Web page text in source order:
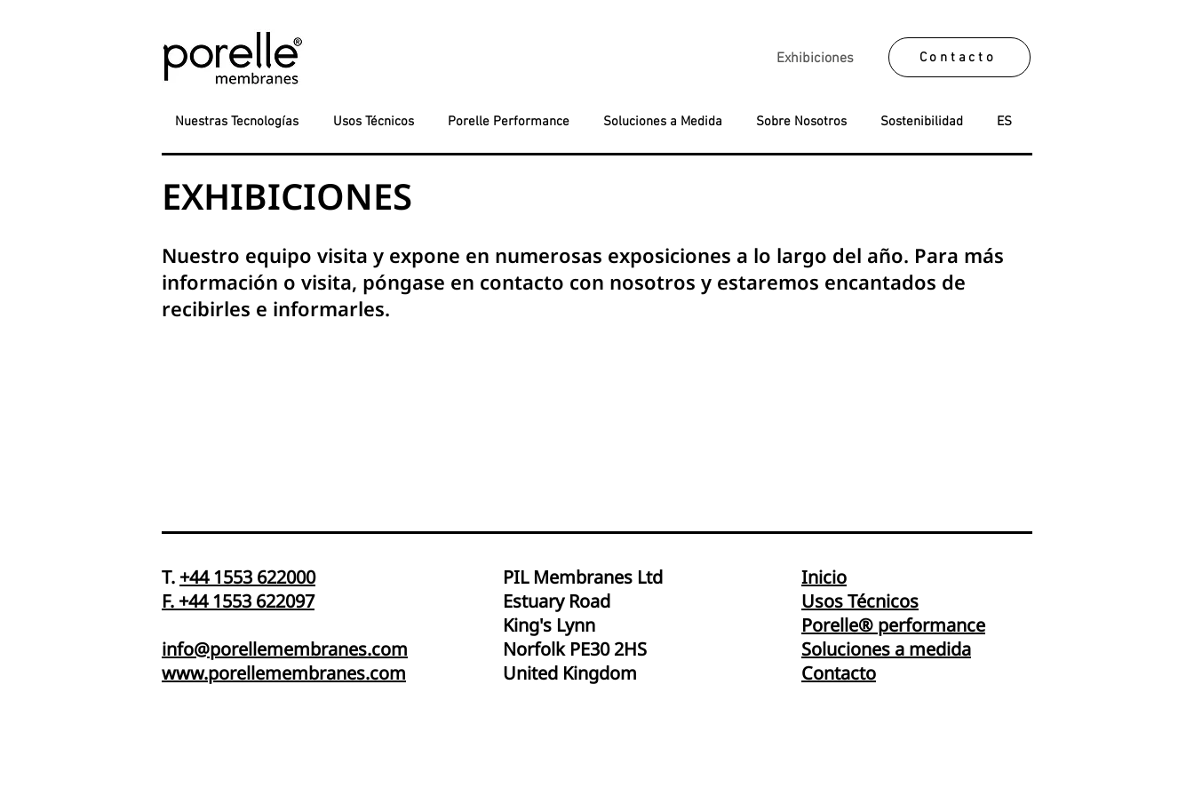
Exhibiciones Contacto
Nuestras Tecnologías Usos Técnicos Porelle Performance Soluciones a Medida Sobre Nosotros Sostenibilidad ES
EXHIBICIONES
Nuestro equipo visita y expone en numerosas exposiciones a lo largo del año. Para más
información o visita, póngase en contacto con nosotros y estaremos encantados de
recibirles e informarles.
T. +44 1553 622000
F. +44 1553 622097
info@porellemembranes.com
www.porellemembranes.com
PIL Membranes Ltd
Estuary Road
King's Lynn
Norfolk PE30 2HS
United Kingdom
Inicio
Usos Técnicos
Porelle® performance
Soluciones a medida
Contacto